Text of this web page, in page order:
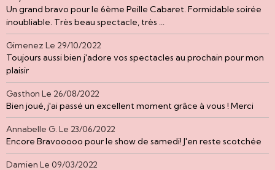
Un grand bravo pour le 6ème Peille Cabaret. Formidable soirée
inoubliable. Très beau spectacle, très ...
Gimenez Le 29/10/2022
Toujours aussi bien j'adore vos spectacles au prochain pour mon
plaisir
Gasthon Le 26/08/2022
Bien joué, j'ai passé un excellent moment grâce à vous ! Merci
Annabelle G. Le 23/06/2022
Encore Bravooooo pour le show de samedi! J'en reste scotchée
Damien Le 09/03/2022